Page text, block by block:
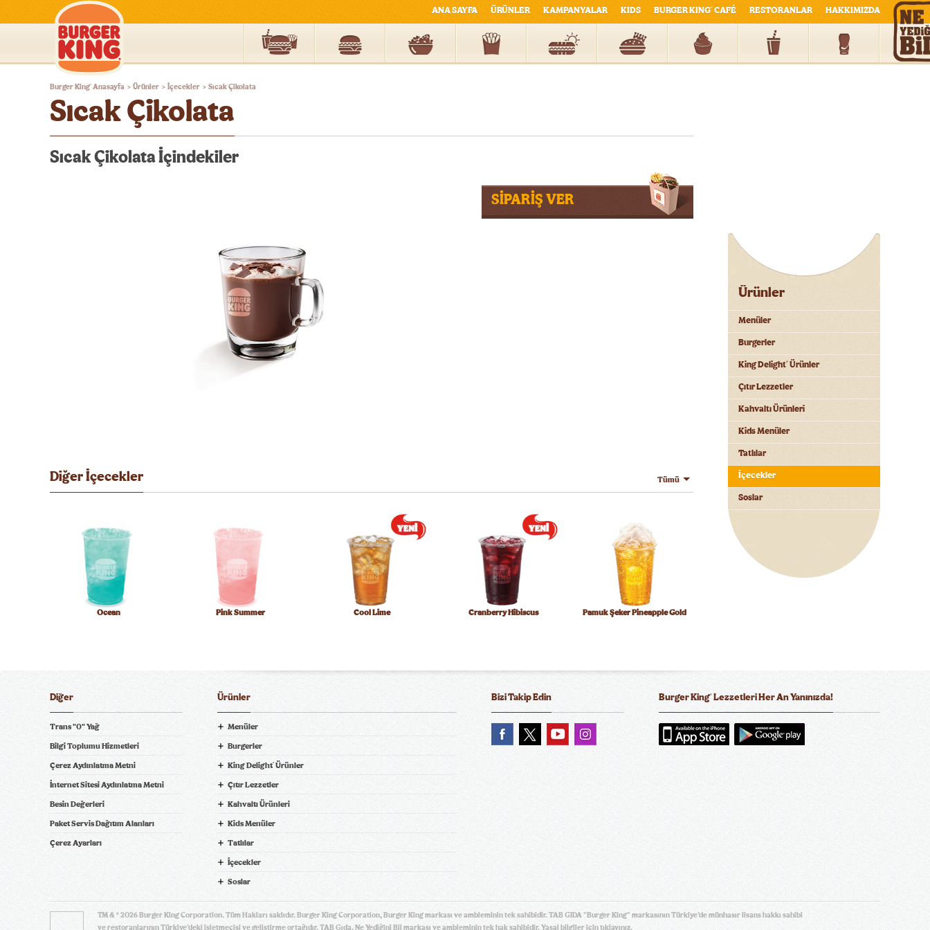
Burger
Türkiye
ANA SAYFA ÜRÜNLER KAMPANYALAR KIDS BURGER KING® CAFÉ RESTORANLAR HAKKIMIZDA
Burger King® Anasayfa > Ürünler > İçecekler > Sıcak Çikolata
Sıcak Çikolata
Sıcak Çikolata İçindekiler
SİPARİŞ VER
Diğer İçecekler
Ocean Pink Summer Cool Lime Cranberry Hibiscus Pamuk Şeker Pineapple Gold
Pamuk Şeker Blueberry Pearl Pamuk Şeker Strawberry Gold Coca-Cola
Fuse Tea Fanta Sprite Ayran (195 ml.) Ayran (300 ml.)
Tümü
Ürünler
Menüler
Burgerler
King Delight® Ürünler
Çıtır Lezzetler
Kahvaltı Ürünleri
Kids Menüler
Tatlılar
İçecekler
Soslar
Burger King® Lezzetleri Her An Yanınızda!
Ver! tiklagelsin.com
Bizi Takip Edin
Ürünler
Menüler
Burgerler
King Delight® Ürünler
Çıtır Lezzetler
Kahvaltı Ürünleri
Kids Menüler
Tatlılar
İçecekler
Soslar
Diğer
Trans "0" Yağ
Bilgi Toplumu Hizmetleri
Çerez Aydınlatma Metni
İnternet Sitesi Aydınlatma Metni
Besin Değerleri
Paket Servis Dağıtım Alanları
Çerez Ayarları
TM & © 2026 Burger King Corporation. Tüm Hakları saklıdır. Burger King Corporation, Burger King markası ve ambleminin tek sahibidir. TAB GIDA "Burger King" markasının Türkiye’de münhasır lisans hakkı sahibi
ve restoranlarının Türkiye’deki işletmecisi ve geliştirme ortağıdır. TAB Gıda, Ne Yediğini Bil markası ve ambleminin tek hak sahibidir. Yasal bilgiler içintıklayınız.